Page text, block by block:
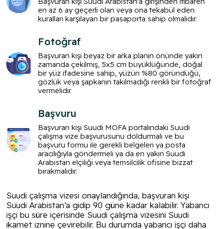
en az 6 ay geçerli olan veya ona tekabül eden
kuralları karşılayan bir pasaporta sahip olmalıdır.
Fotoğraf
Başvuran kişi beyaz bir arka planın önünde yakın
zamanda çekilmiş, 5x5 cm büyüklüğünde, doğal
bir yüz ifadesine sahip, yüzün %80 göründüğü,
gözlük veya şapkanın takılmadığı renkli bir fotoğraf
vermelidir.
Başvuru
Başvuran kişi Suudi MOFA portalındaki Suudi
çalışma vize başvurusunu doldurmalı ve bu
başvuru formu ile gerekli belgeleri ya posta
aracılığıyla göndermeli ya da en yakın Suudi
Arabistan elçiliği veya temsilcilik ofisine bizzat
bırakmalıdır.
Suudi çalışma vizesi onaylandığında, başvuran kişi
Suudi Arabistan’a gidip 90 güne kadar kalabilir. Yabancı
işçi bu süre içerisinde Suudi çalışma vizesini Suudi
ikamet iznine çevirebilir. Bu durumda yabancı işçi daha